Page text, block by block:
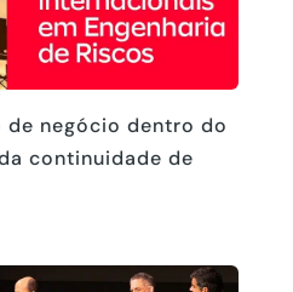
negócio dentro do
continuidade de